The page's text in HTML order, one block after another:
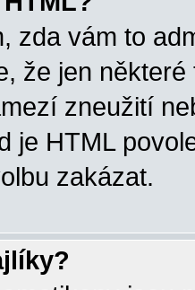
zda vám to
že jen
zneužití
je HTML
zakázat.